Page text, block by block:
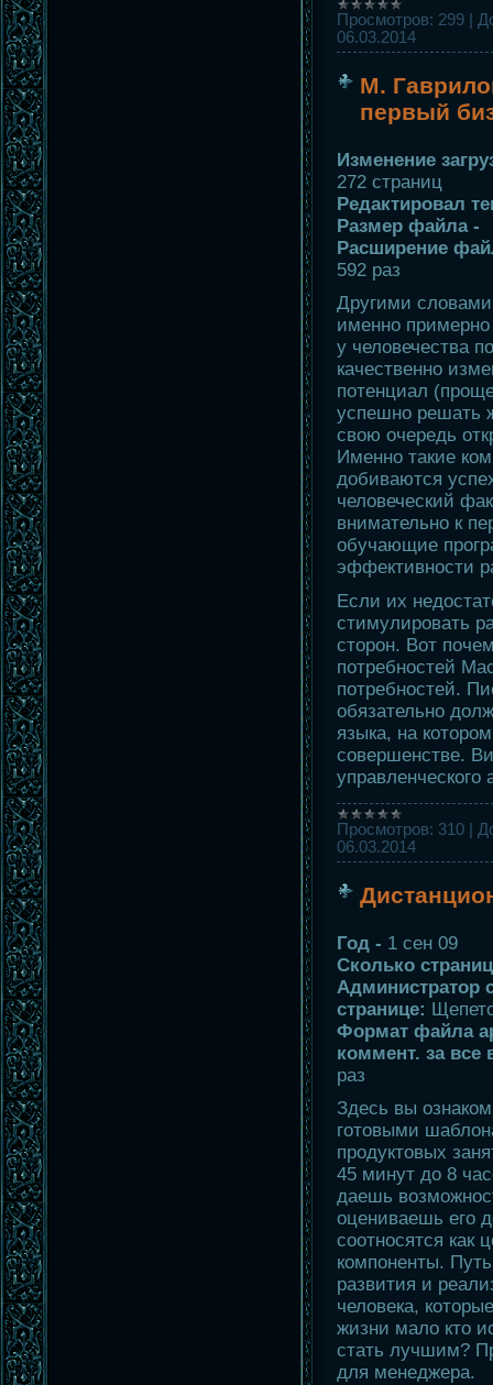
Просмотров: 299
06.03.2014
М.
первый
Изменение
272 страниц
Редактировал
Размер файла -
Расширение
592 раз
Другими
именно
у человечества
качественно
потенциал
успешно решать
свою очередь
Именно такие
добиваются
человеческий
внимательно к
обучающие
эффективности
Если их
стимулировать
сторон. Вот
потребностей
потребностей.
обязательно
языка, на
совершенстве.
управленческого
Просмотров: 310
06.03.2014
Год - 1 сен 09
Сколько
Администратор
странице:
Формат файла
коммент. за
раз
Здесь вы
готовыми
продуктовых
45 минут до 8
даешь
оцениваешь его
соотносятся как
компоненты.
развития и
человека,
жизни мало кто
стать лучшим?
для менеджера.